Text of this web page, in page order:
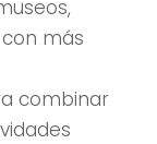
más
combinar